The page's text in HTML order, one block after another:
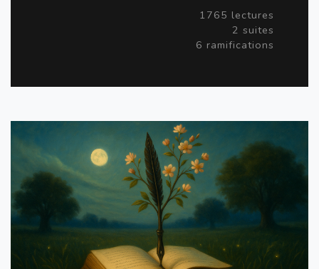
1765 lectures
2 suites
6 ramifications